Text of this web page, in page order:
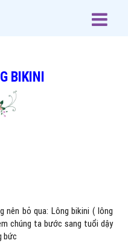
BIKINI
nên bỏ qua: Lông bikini ( lông
chúng ta bước sang tuổi dậy
bức